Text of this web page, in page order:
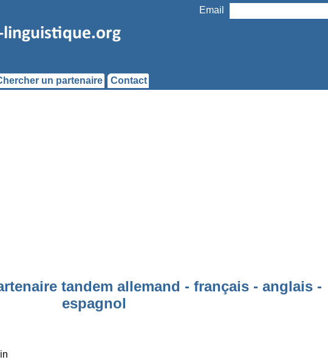
Email
un partenaire Contact
tandem allemand - français - anglais -
espagnol